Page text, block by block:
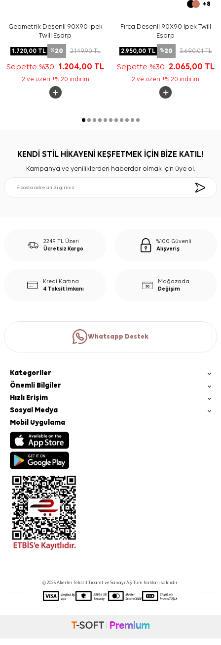
Geometrik Desenli 90X90 İpek
Twill Eşarp
1.720,00TL %20 2.149,90TL
Sepette %30 1.204,00 TL
2 ve üzeri +% 20 indirim
+8
Fırça Desenli 90X90 İpek Twill
Eşarp
2.950,00TL %20 3.690,01TL
Sepette %30 2.065,00 TL
2 ve üzeri +% 20 indirim
KENDİ STİL HİKAYENİ KEŞFETMEK İÇİN BİZE KATIL!
Kampanya ve yeniliklerden haberdar olmak için üye ol.
2249 TL Üzeri
Ücretsiz Kargo
%100 Güvenli
Alışveriş
Kredi Kartına
4 Taksit İmkanı
Mağazada
Değişim
Whatsapp Destek
Kategoriler
Önemli Bilgiler
Hızlı Erişim
Sosyal Medya
Mobil Uygulama
© 2025 Akerler Tekstil Ticaret ve Sanayi A.Ş. Tüm hakları saklıdır.